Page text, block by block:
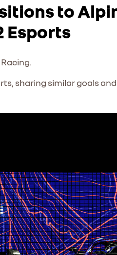
to
Esports
sharing similar goals